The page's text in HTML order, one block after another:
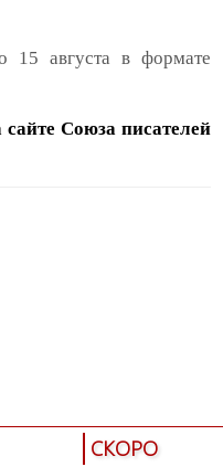
15 августа в формате
сайте Союза писателей
СКОРО